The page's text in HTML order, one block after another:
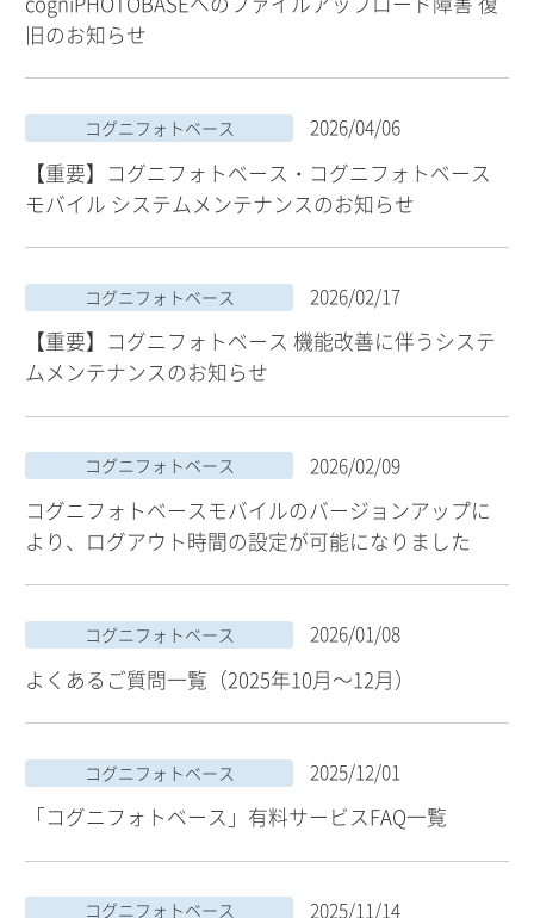
旧のお知らせ
コグニフォトベース 2026/04/06
【重要】コグニフォトベース・コグニフォトベース
モバイル システムメンテナンスのお知らせ
コグニフォトベース 2026/02/17
【重要】コグニフォトベース 機能改善に伴うシステ
ムメンテナンスのお知らせ
コグニフォトベース 2026/02/09
コグニフォトベースモバイルのバージョンアップに
より、ログアウト時間の設定が可能になりました
コグニフォトベース 2026/01/08
よくあるご質問一覧（2025年10月～12月）
コグニフォトベース 2025/12/01
「コグニフォトベース」有料サービスFAQ一覧
コグニフォトベース 2025/11/14